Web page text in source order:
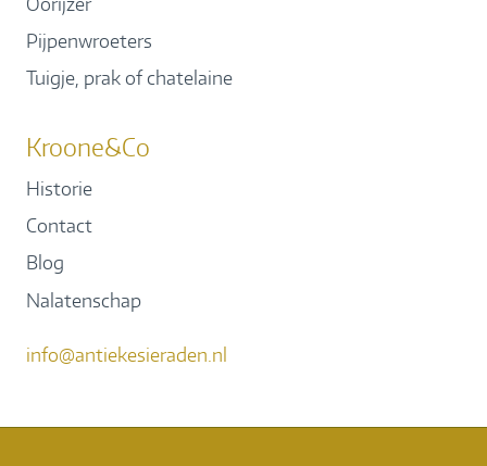
Pijpenwroeters
Tuigje, prak of chatelaine
Kroone&Co
Historie
Contact
Blog
Nalatenschap
info@antiekesieraden.nl